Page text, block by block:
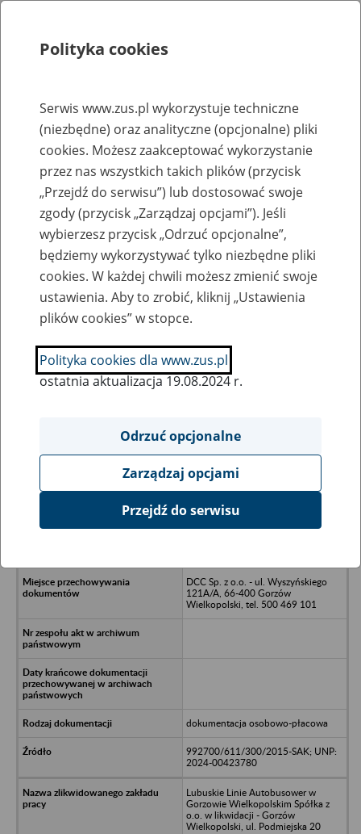
Rejestry, ewidencje i archiwa
Baza zlikwidowanych lub
przekształconych zakładów pracy
Nazwa zakładu pracy:
SZUKAJ
Ukryj wszystkie pozycje bazy
Fundacja Czysta Woda z siedzibą w
DCC Sp. z o.o. - ul. Wyszyńskiego
121A/A, 66-400 Gorzów
Wielkopolski, tel. 500 469 101
dokumentacja osobowo-płacowa
992700/611/300/2015-SAK; UNP:
2024-00423780
Lubuskie Linie Autobusower w
Gorzowie Wielkopolskim Spółka z
o.o. w likwidacji - Gorzów
Wielkopolski, ul. Podmiejska 20
Polityka cookies
Serwis www.zus.pl wykorzystuje techniczne
(niezbędne) oraz analityczne (opcjonalne) pliki
cookies. Możesz zaakceptować wykorzystanie
przez nas wszystkich takich plików (przycisk
„Przejdź do serwisu”) lub dostosować swoje
zgody (przycisk „Zarządzaj opcjami”). Jeśli
wybierzesz przycisk „Odrzuć opcjonalne”,
będziemy wykorzystywać tylko niezbędne pliki
cookies. W każdej chwili możesz zmienić swoje
ustawienia. Aby to zrobić, kliknij „Ustawienia
plików cookies” w stopce.
Polityka cookies dla www.zus.pl
ostatnia aktualizacja 19.08.2024 r.
Odrzuć opcjonalne
Zarządzaj opcjami
Przejdź do serwisu